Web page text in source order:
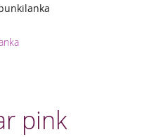
pink